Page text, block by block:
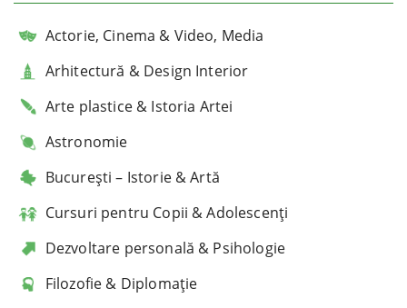
Actorie, Cinema & Video, Media
Arhitectură & Design Interior
Arte plastice & Istoria Artei
Astronomie
București – Istorie & Artă
Cursuri pentru Copii & Adolescenți
Dezvoltare personală & Psihologie
Filozofie & Diplomație